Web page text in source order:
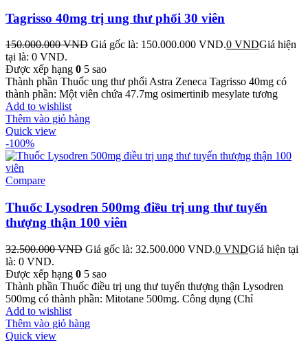
Tagrisso 40mg trị ung thư phổi 30 viên
150.000.000VND Giá gốc là: 150.000.000 VND.0 VNDGiá hiện
tại là: 0 VND.
Được xếp hạng 0 5 sao
Thành phần Thuốc ung thư phổi Astra Zeneca Tagrisso 40mg có
thành phần: Một viên chứa 47.7mg osimertinib mesylate tương
Add to wishlist
Thêm vào giỏ hàng
Quick view
-100%
Compare
Thuốc Lysodren 500mg điều trị ung thư tuyến
thượng thận 100 viên
32.500.000VND Giá gốc là: 32.500.000 VND.0 VNDGiá hiện tại
là: 0 VND.
Được xếp hạng 0 5 sao
Thành phần Thuốc điều trị ung thư tuyến thượng thận Lysodren
500mg có thành phần: Mitotane 500mg. Công dụng (Chỉ
Add to wishlist
Thêm vào giỏ hàng
Quick view